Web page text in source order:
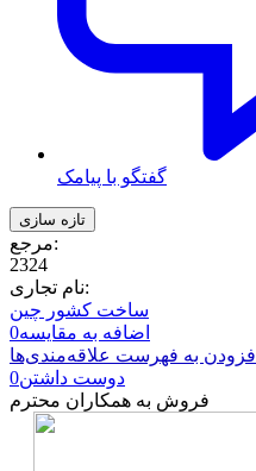
گفتگو با پیامک
مرجع:
2324
نام تجاری:
ساخت کشور چین
اضافه به مقایسه0
افزودن به فهرست علاقه‌مندی‌ها
دوست داشتن0
فروش به همکاران محترم